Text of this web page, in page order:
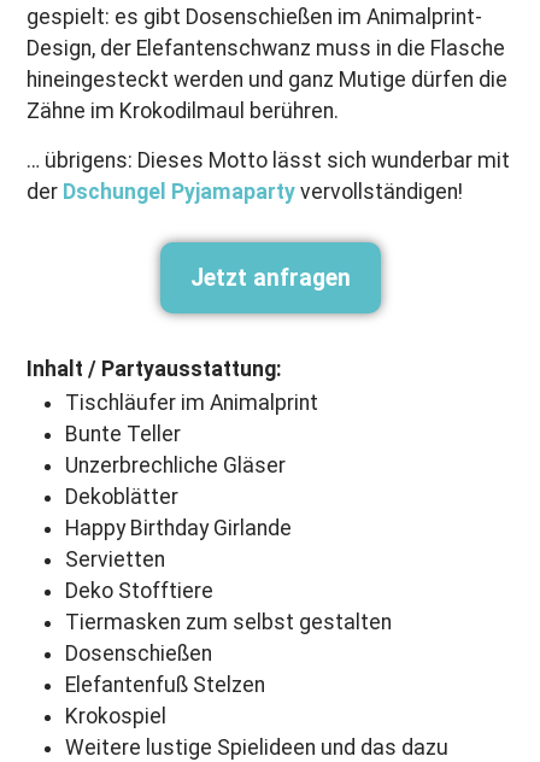
gespielt: es gibt Dosenschießen im Animalprint-
Design, der Elefantenschwanz muss in die Flasche
hineingesteckt werden und ganz Mutige dürfen die
Zähne im Krokodilmaul berühren.
… übrigens: Dieses Motto lässt sich wunderbar mit
der Dschungel Pyjamaparty vervollständigen!
Jetzt anfragen
Inhalt / Partyausstattung:
Tischläufer im Animalprint
Bunte Teller
Unzerbrechliche Gläser
Dekoblätter
Happy Birthday Girlande
Servietten
Deko Stofftiere
Tiermasken zum selbst gestalten
Dosenschießen
Elefantenfuß Stelzen
Krokospiel
Weitere lustige Spielideen und das dazu